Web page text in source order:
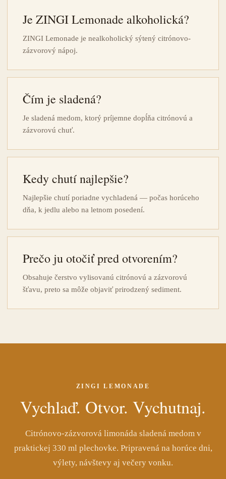
Je ZINGI Lemonade alkoholická?
ZINGI Lemonade je nealkoholický sýtený citrónovo-
zázvorový nápoj.
Čím je sladená?
Je sladená medom, ktorý príjemne dopĺňa citrónovú a
zázvorovú chuť.
Kedy chutí najlepšie?
Najlepšie chutí poriadne vychladená — počas horúceho
dňa, k jedlu alebo na letnom posedení.
Prečo ju otočiť pred otvorením?
Obsahuje čerstvo vylisovanú citrónovú a zázvorovú
šťavu, preto sa môže objaviť prirodzený sediment.
ZINGI LEMONADE
Vychlaď. Otvor. Vychutnaj.
Citrónovo-zázvorová limonáda sladená medom v
praktickej 330 ml plechovke. Pripravená na horúce dni,
výlety, návštevy aj večery vonku.